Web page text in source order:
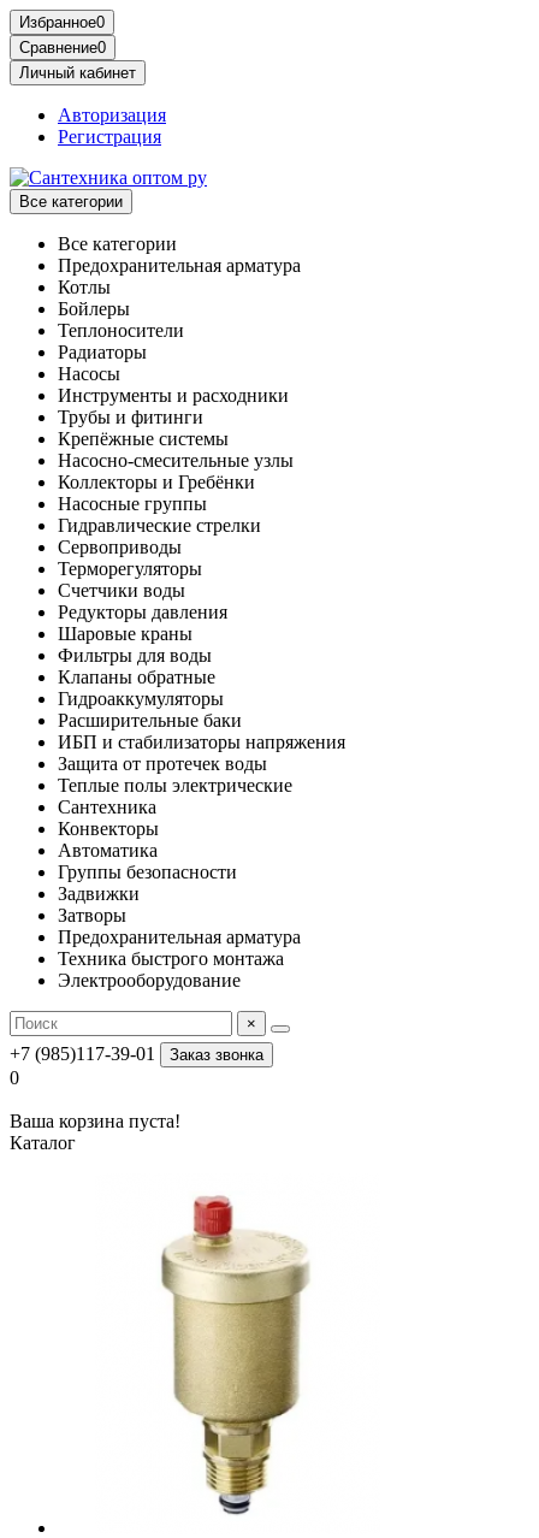
Избранное0
Сравнение0
Личный кабинет
Авторизация
Регистрация
Все категории
Все категории
Предохранительная арматура
Котлы
Бойлеры
Теплоносители
Радиаторы
Насосы
Инструменты и расходники
Трубы и фитинги
Крепёжные системы
Насосно-смесительные узлы
Коллекторы и Гребёнки
Насосные группы
Гидравлические стрелки
Сервоприводы
Терморегуляторы
Счетчики воды
Редукторы давления
Шаровые краны
Фильтры для воды
Клапаны обратные
Гидроаккумуляторы
Расширительные баки
ИБП и стабилизаторы напряжения
Защита от протечек воды
Теплые полы электрические
Сантехника
Конвекторы
Автоматика
Группы безопасности
Задвижки
Затворы
Предохранительная арматура
Техника быстрого монтажа
Электрооборудование
×
+7 (985)117-39-01 Заказ звонка
0
Ваша корзина пуста!
Каталог